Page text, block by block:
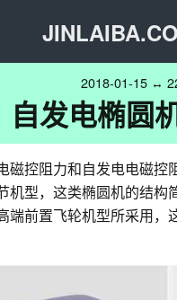
2018-01-15 ↔
自发电椭圆
控阻力和自发电电磁控
型，这类椭圆机的结
前置飞轮机型所采用